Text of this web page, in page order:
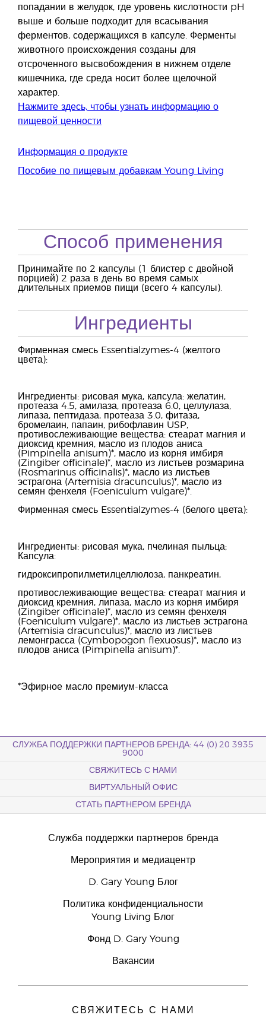
попадании в желудок, где уровень кислотности pH
выше и больше подходит для всасывания
ферментов, содержащихся в капсуле. Ферменты
животного происхождения созданы для
отсроченного высвобождения в нижнем отделе
кишечника, где среда носит более щелочной
характер.
Нажмите здесь, чтобы узнать информацию о
пищевой ценности
Информация о продукте
Пособие по пищевым добавкам Young Living
Способ применения
Принимайте по 2 капсулы (1 блистер с двойной
порцией) 2 раза в день во время самых
длительных приемов пищи (всего 4 капсулы).
Ингредиенты
Фирменная смесь Essentialzymes-4 (желтого
цвета):
Ингредиенты: рисовая мука, капсула: желатин,
протеаза 4.5, амилаза, протеаза 6.0, целлулаза,
липаза, пептидаза, протеаза 3.0, фитаза,
бромелаин, папаин, рибофлавин USP,
противослеживающие вещества: стеарат магния и
диоксид кремния, масло из плодов аниса
(Pimpinella anisum)*, масло из корня имбиря
(Zingiber ofﬁcinale)*, масло из листьев розмарина
(Rosmarinus ofﬁcinalis)*, масло из листьев
эстрагона (Artemisia dracunculus)*, масло из
семян фенхеля (Foeniculum vulgare)*.
Фирменная смесь Essentialzymes-4 (белого цвета):
Ингредиенты: рисовая мука, пчелиная пыльца;
Капсула:
гидроксипропилметилцеллюлоза, панкреатин,
противослеживающие вещества: стеарат магния и
диоксид кремния, липаза, масло из корня имбиря
(Zingiber ofﬁcinale)*, масло из семян фенхеля
(Foeniculum vulgare)*, масло из листьев эстрагона
(Artemisia dracunculus)*, масло из листьев
лемонграсса (Cymbopogon flexuosus)*, масло из
плодов аниса (Pimpinella anisum)*.
*Эфирное масло премиум-класса
СЛУЖБА ПОДДЕРЖКИ ПАРТНЕРОВ БРЕНДА: 44 (0) 20 3935
9000
СВЯЖИТЕСЬ С НАМИ
ВИРТУАЛЬНЫЙ ОФИС
СТАТЬ ПАРТНЕРОМ БРЕНДА
Служба поддержки партнеров бренда
Мероприятия и медиацентр
D. Gary Young Блог
Политика конфиденциальности
Young Living Блог
Фонд D. Gary Young
Вакансии
СВЯЖИТЕСЬ С НАМИ